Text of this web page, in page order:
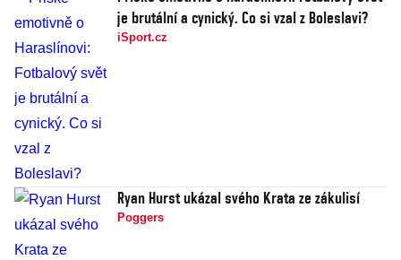
je brutální a cynický. Co si vzal z Boleslavi?
iSport.cz
Ryan Hurst ukázal svého Krata ze zákulisí
Poggers